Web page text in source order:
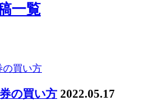
一覧
の買い方 2022.05.17